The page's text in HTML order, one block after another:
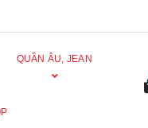
QUẦN ÂU, JEAN